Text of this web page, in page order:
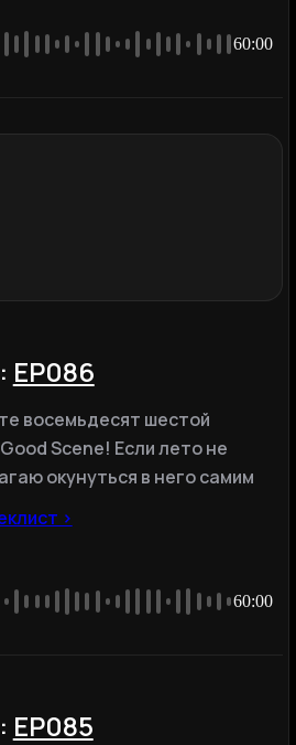
60:00
: EP086
восемьдесят шестой
Scene! Если лето не
окунуться в него самим
›
60:00
: EP085